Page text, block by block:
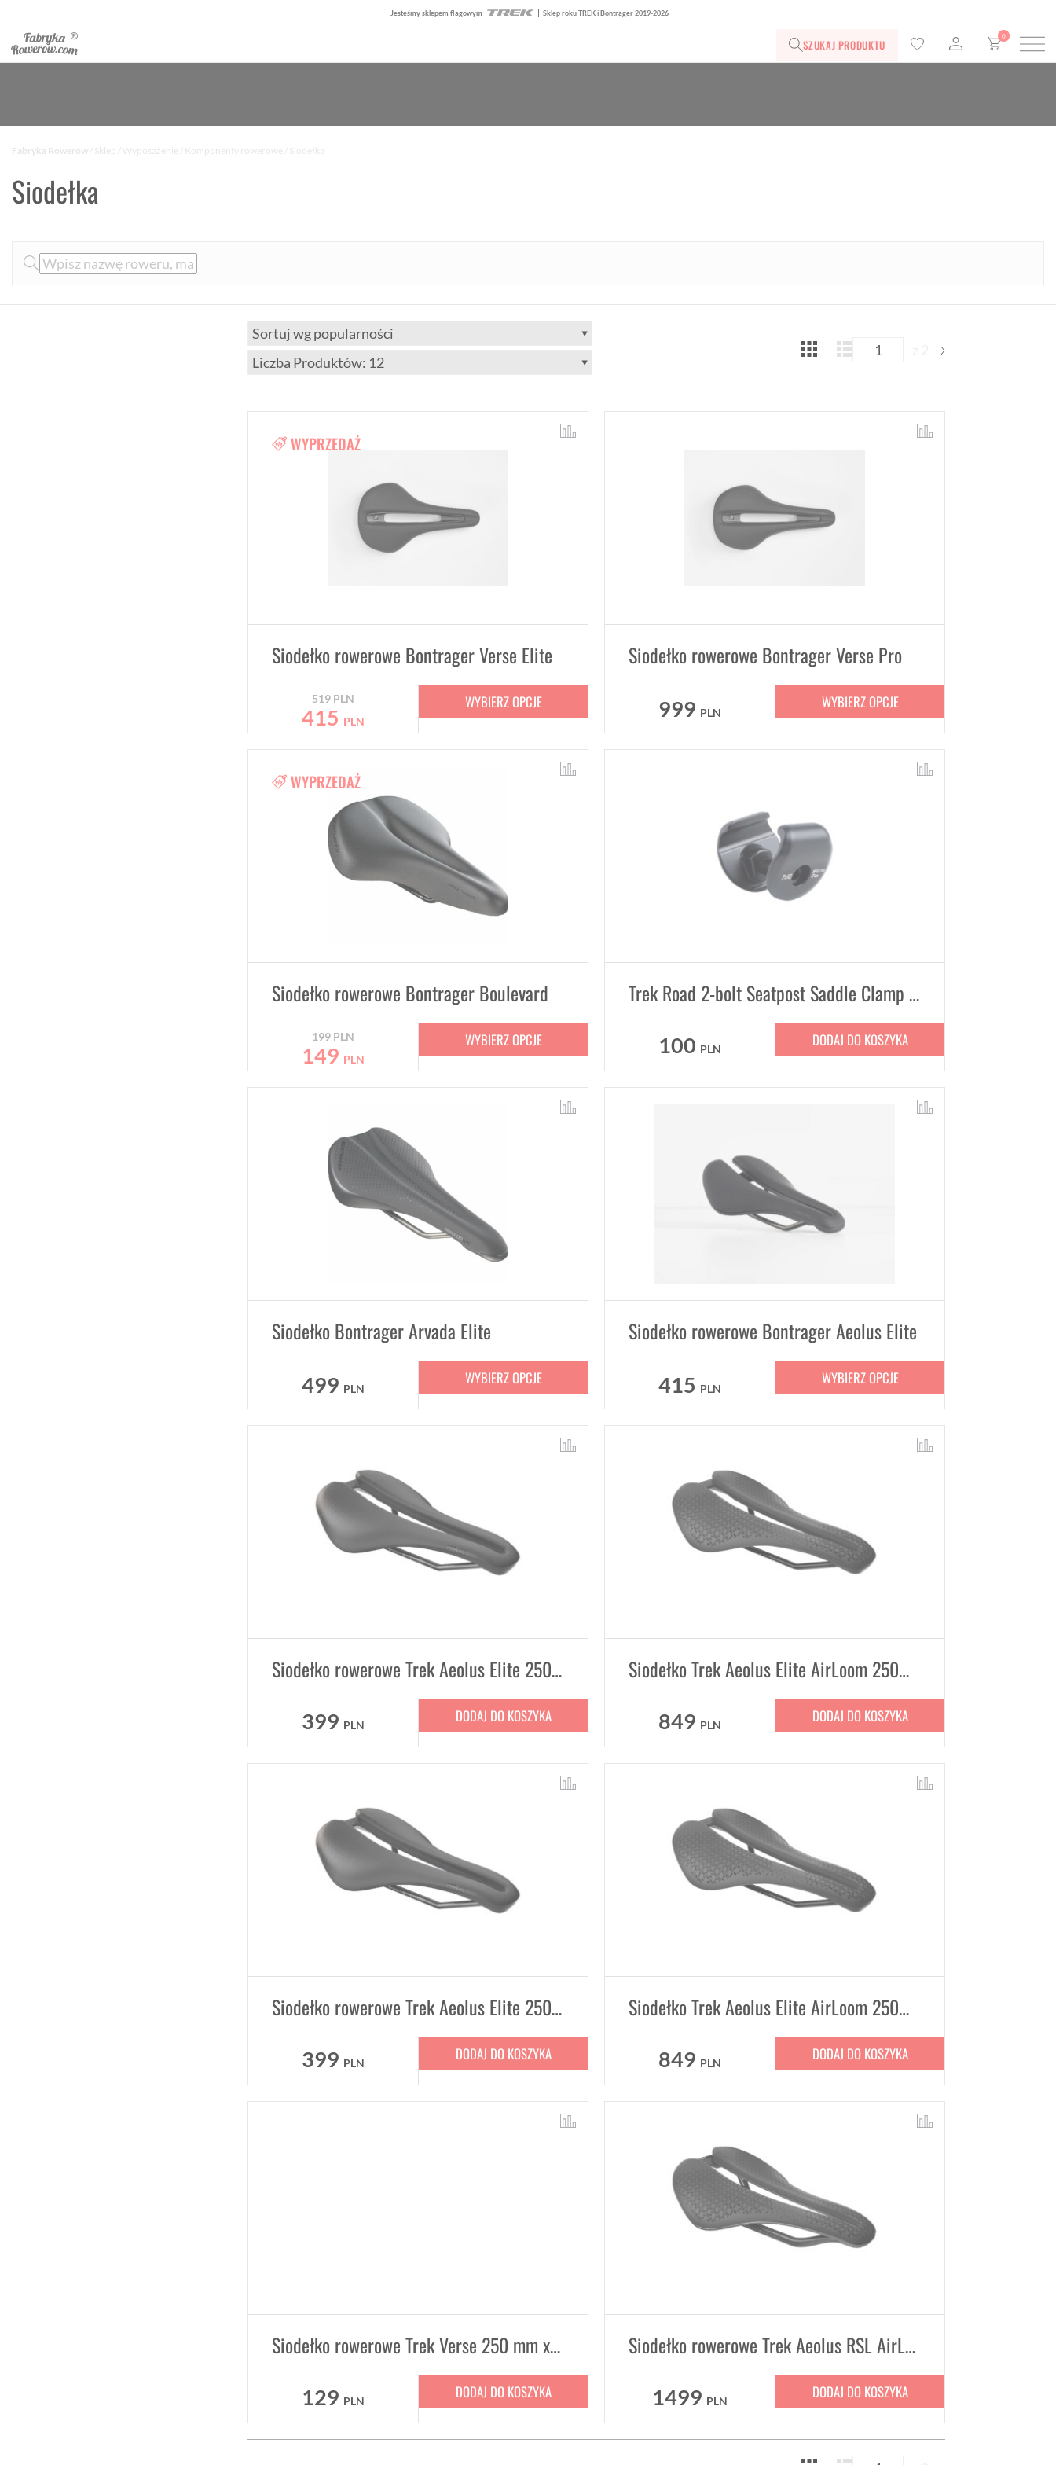
Jesteśmy sklepem flagowym Sklep roku TREK i Bontrager 2019-2026
SZUKAJ PRODUKTU
0
Siodełka
Fabryka Rowerów Sklep Wyposażenie Komponenty rowerowe / Siodełka
WYPRZEDAŻ
Siodełko rowerowe Bontrager Verse Elite
519 PLN
415 PLN
WYBIERZ OPCJE
Siodełko rowerowe Bontrager Verse Pro
999 PLN
WYBIERZ OPCJE
WYPRZEDAŻ
Siodełko rowerowe Bontrager Boulevard
199 PLN
149 PLN
WYBIERZ OPCJE
Trek Road 2-bolt Seatpost Saddle Clamp Ears
100 PLN DODAJ DO KOSZYKA
Siodełko Bontrager Arvada Elite
499 PLN
WYBIERZ OPCJE
Siodełko rowerowe Bontrager Aeolus Elite
415 PLN
WYBIERZ OPCJE
Siodełko rowerowe Trek Aeolus Elite 250mm x 145mm
399 PLN DODAJ DO KOSZYKA
Siodełko Trek Aeolus Elite AirLoom 250mm x 135mm
849 PLN DODAJ DO KOSZYKA
Siodełko rowerowe Trek Aeolus Elite 250mm x 155mm
399 PLN DODAJ DO KOSZYKA
Siodełko Trek Aeolus Elite AirLoom 250mm x 145mm
849 PLN DODAJ DO KOSZYKA
Siodełko rowerowe Trek Verse 250 mm x 145 mm
129 PLN DODAJ DO KOSZYKA
Siodełko rowerowe Trek Aeolus RSL AirLoom 250mm x 135mm
1499 PLN DODAJ DO KOSZYKA